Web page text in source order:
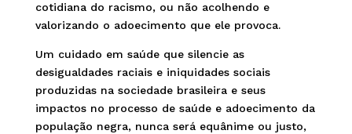
cotidiana do racismo, ou não acolhendo e
valorizando o adoecimento que ele provoca.
Um cuidado em saúde que silencie as
desigualdades raciais e iniquidades sociais
produzidas na sociedade brasileira e seus
impactos no processo de saúde e adoecimento da
população negra, nunca será equânime ou justo,